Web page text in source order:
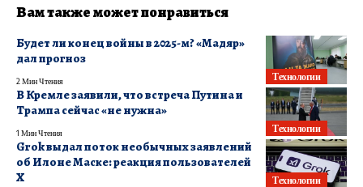
Вам также может понравиться
Технологии
Будет ли конец войны в 2025-м? «Мадяр»
дал прогноз
2 Мин Чтения
Технологии
В Кремле заявили, что встреча Путина и
Трампа сейчас «не нужна»
1 Мин Чтения
Технологии
Grok выдал поток необычных заявлений
об Илоне Маске: реакция пользователей
X